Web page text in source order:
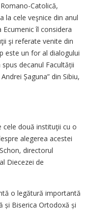
Catolică,
la cele veşnice din anul
Ecumenic îl considera
şi referate venite din
este un for al dialogului
decanul Facultății
Șaguna” din Sibiu,
cele două instituţii cu o
alegerea acestei
directorul
Diecezei de
o legătură importantă
și Biserica Ortodoxă și